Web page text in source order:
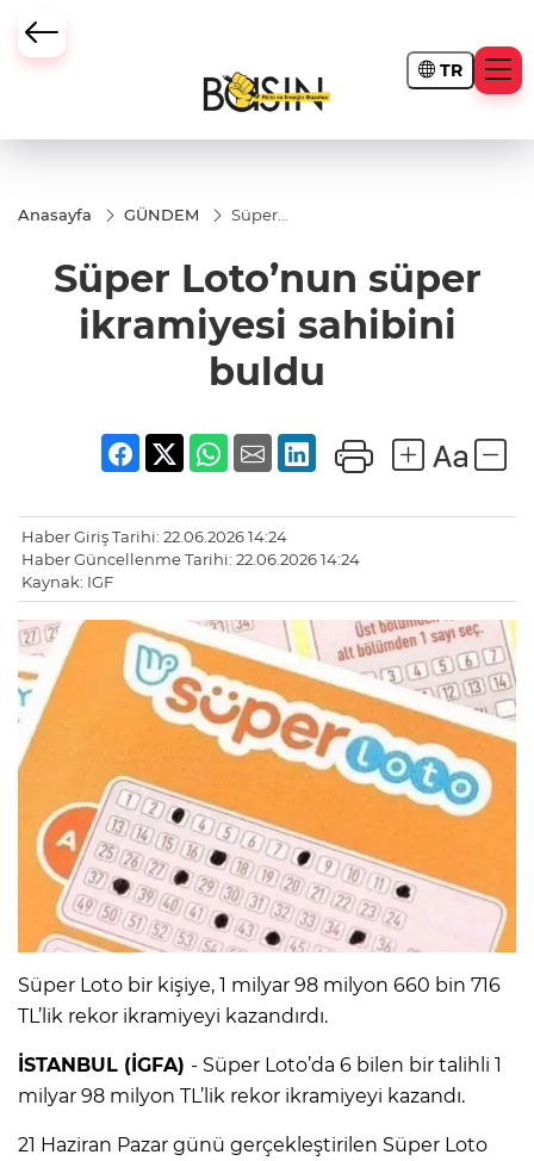
TR
Anasayfa GÜNDEM
Süper
ikramiyesi
sahibini
buldu
Süper Loto’nun süper
ikramiyesi sahibini
buldu
Haber Giriş Tarihi: 22.06.2026 14:24
Haber Güncellenme Tarihi: 22.06.2026 14:24
Kaynak: IGF
Süper Loto bir kişiye, 1 milyar 98 milyon 660 bin 716
TL’lik rekor ikramiyeyi kazandırdı.
İSTANBUL (İGFA) - Süper Loto’da 6 bilen bir talihli 1
milyar 98 milyon TL’lik rekor ikramiyeyi kazandı.
21 Haziran Pazar günü gerçekleştirilen Süper Loto